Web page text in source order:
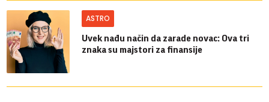
ASTRO
Uvek nađu način da zarade novac: Ova tri
znaka su majstori za finansije